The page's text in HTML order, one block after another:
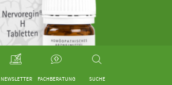
NEWSLETTER FACHBERATUNG SUCHE